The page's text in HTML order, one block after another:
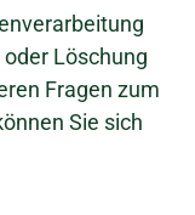
Löschung
Fragen zum
Sie sich